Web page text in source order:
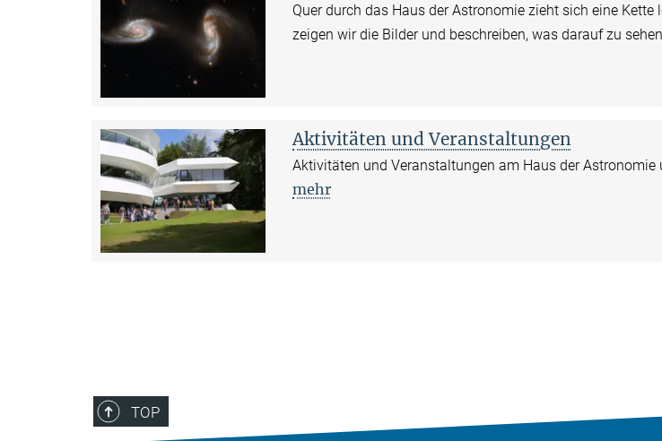
Quer durch das Haus der Astronomie zieht sich eine Kette
zeigen wir die Bilder und beschreiben, was darauf zu
Aktivitäten und Veranstaltungen
Aktivitäten und Veranstaltungen am Haus der Astronomie
mehr
TOP